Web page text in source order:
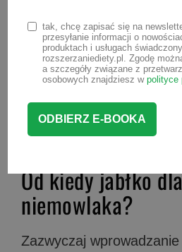
Od kiedyjabłko dla
wybierać jabłka i jak je
maluszka? Odpowiedź
artykule poniżej. Na
dodałam również proste
Od kiedy jabłko
niemowlaka?
Zazwyczaj wprowadzanie
tak, chcę zapisać się na
przesyłanie informacji o
produktach i usługach
rozszerzaniediety.pl. Zgodę
a szczegóły związane z
osobowych znajdziesz w polityce